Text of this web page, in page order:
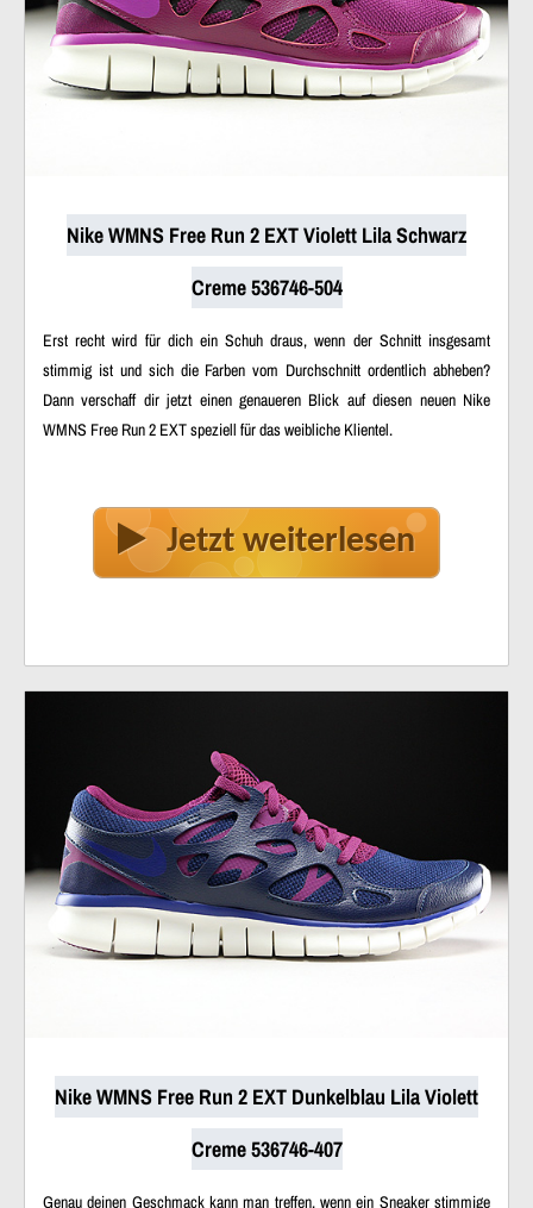
Nike WMNS Free Run 2 EXT Violett Lila Schwarz
Creme 536746-504
Erst recht wird für dich ein Schuh draus, wenn der Schnitt insgesamt
stimmig ist und sich die Farben vom Durchschnitt ordentlich abheben?
Dann verschaff dir jetzt einen genaueren Blick auf diesen neuen Nike
WMNS Free Run 2 EXT speziell für das weibliche Klientel.
Jetzt weiterlesen
Nike WMNS Free Run 2 EXT Dunkelblau Lila Violett
Creme 536746-407
Genau deinen Geschmack kann man treffen, wenn ein Sneaker stimmige